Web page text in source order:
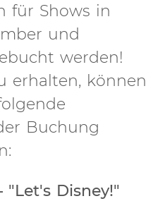
für Shows in
und
werden!
erhalten, können
Buchung
"Let's Disney!"